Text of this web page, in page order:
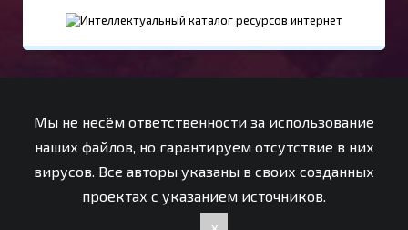
Мы не несём ответственности за использование
наших файлов, но гарантируем отсутствие в них
вирусов. Все авторы указаны в своих созданных
проектах с указанием источников.